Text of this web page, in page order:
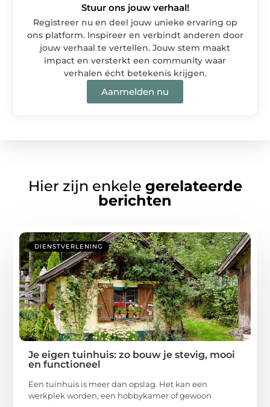
Stuur ons jouw verhaal!
Registreer nu en deel jouw unieke ervaring op
ons platform. Inspireer en verbindt anderen door
jouw verhaal te vertellen. Jouw stem maakt
impact en versterkt een community waar
verhalen écht betekenis krijgen.
Aanmelden nu
Hier zijn enkele gerelateerde
berichten
DIENSTVERLENING
Je eigen tuinhuis: zo bouw je stevig, mooi
en functioneel
Een tuinhuis is meer dan opslag. Het kan een
werkplek worden, een hobbykamer of gewoon